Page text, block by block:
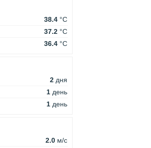
38.4 °C
37.2 °C
36.4 °C
2 дня
1 день
1 день
2.0 м/c